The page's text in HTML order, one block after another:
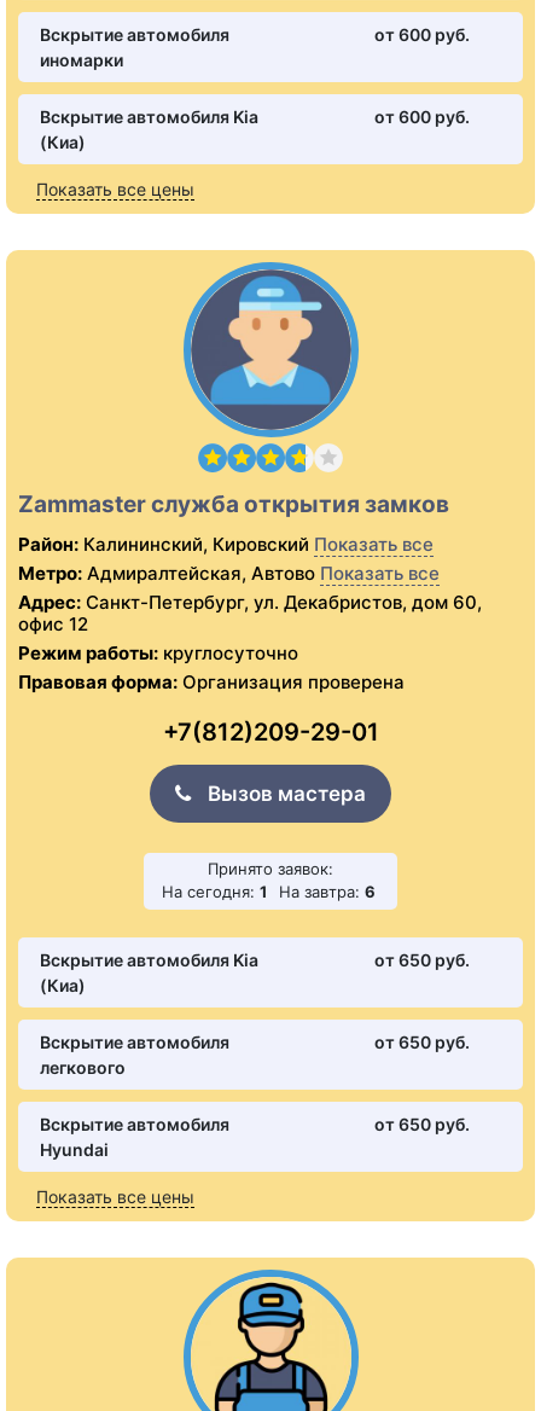
Вскрытие автомобиля
иномарки
от 600 pуб.
Вскрытие автомобиля Kia
(Киа)
от 600 pуб.
Показать все цены
Zammaster служба открытия замков
Район: Калининский, Кировский Показать все
Метро: Адмиралтейская, Автово Показать все
Адрес: Санкт-Петербург, ул. Декабристов, дом 60,
офис 12
Режим работы: круглосуточно
Правовая форма: Организация проверена
+7(812)209-29-01
Вызов мастера
Принято заявок:
На сегодня: 1 На завтра: 6
Вскрытие автомобиля Kia
(Киа)
от 650 pуб.
Вскрытие автомобиля
легкового
от 650 pуб.
Вскрытие автомобиля
Hyundai
от 650 pуб.
Показать все цены